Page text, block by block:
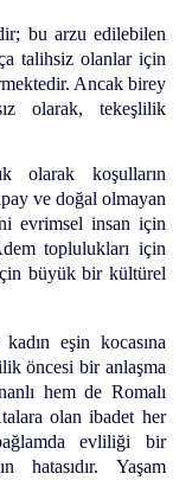
bu arzu edilebilen
talihsiz olanlar için
Ancak birey
olarak, tekeşlilik
olarak koşulların
ve doğal olmayan
evrimsel insan için
toplulukları için
büyük bir kültürel
eşin kocasına
öncesi bir anlaşma
hem de Romalı
olan ibadet her
evliliği bir
hatasıdır. Yaşam